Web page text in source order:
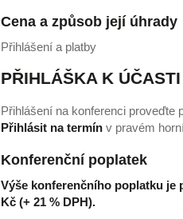
Cena a způsob její úhrady
Přihlášení a platby
PŘIHLÁŠKA K
Přihlášení na konferenci proveďte
Přihlásit na termín v pravém
Konferenční poplatek
Výše konferenčního poplatku je
Kč (+ 21 % DPH).